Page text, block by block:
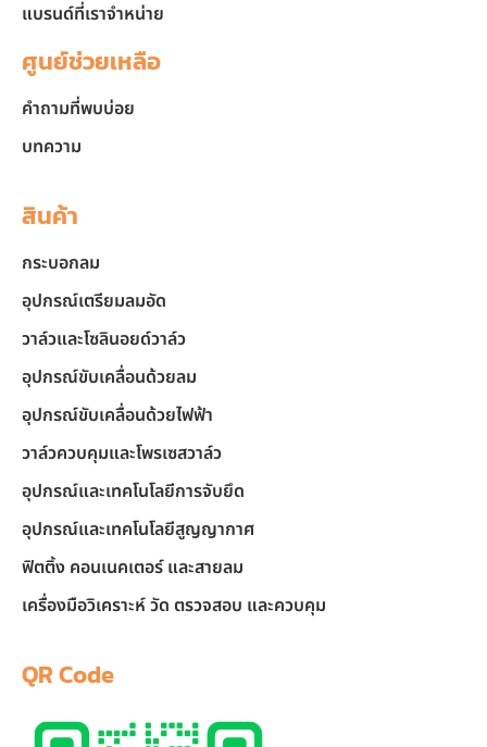
แบรนด์ที่เราจำหน่าย
ศูนย์ช่วยเหลือ
คำถามที่พบบ่อย
บทความ
สินค้า
กระบอกลม
อุปกรณ์เตรียมลมอัด
วาล์วและโซลินอยด์วาล์ว
อุปกรณ์ขับเคลื่อนด้วยลม
อุปกรณ์ขับเคลื่อนด้วยไฟฟ้า
วาล์วควบคุมและโพรเซสวาล์ว
อุปกรณ์และเทคโนโลยีการจับยึด
อุปกรณ์และเทคโนโลยีสูญญากาศ
ฟิตติ้ง คอนเนคเตอร์ และสายลม
เครื่องมือวิเคราะห์ วัด ตรวจสอบ และควบคุม
QR Code